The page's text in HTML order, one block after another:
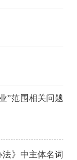
”范围相关问题
》中主体名词